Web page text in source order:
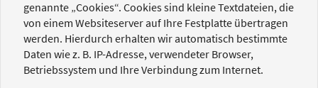
genannte „Cookies“. Cookies sind kleine Textdateien, die
von einem Websiteserver auf Ihre Festplatte übertragen
werden. Hierdurch erhalten wir automatisch bestimmte
Daten wie z. B. IP-Adresse, verwendeter Browser,
Betriebssystem und Ihre Verbindung zum Internet.